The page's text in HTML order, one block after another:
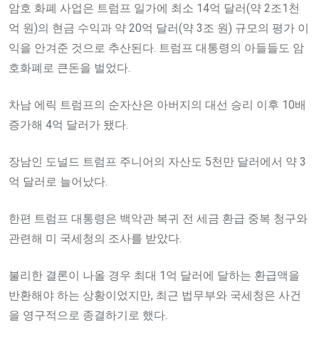
암호 화폐 사업은 트럼프 일가에 최소 14억 달러(약 2조1천
억 원)의 현금 수익과 약 20억 달러(약 3조 원) 규모의 평가 이
익을 안겨준 것으로 추산된다. 트럼프 대통령의 아들들도 암
호화폐로 큰돈을 벌었다.
차남 에릭 트럼프의 순자산은 아버지의 대선 승리 이후 10배
증가해 4억 달러가 됐다.
장남인 도널드 트럼프 주니어의 자산도 5천만 달러에서 약 3
억 달러로 늘어났다.
한편 트럼프 대통령은 백악관 복귀 전 세금 환급 중복 청구와
관련해 미 국세청의 조사를 받았다.
불리한 결론이 나올 경우 최대 1억 달러에 달하는 환급액을
반환해야 하는 상황이었지만, 최근 법무부와 국세청은 사건
을 영구적으로 종결하기로 했다.